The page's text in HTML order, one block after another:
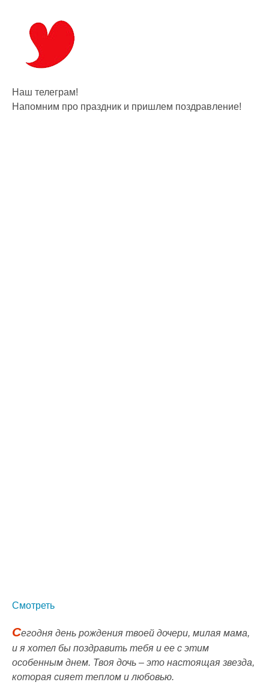
Наш телеграм!
Напомним про праздник и пришлем поздравление!
Смотреть
Сегодня день рождения твоей дочери, милая мама,
и я хотел бы поздравить тебя и ее с этим
особенным днем. Твоя дочь – это настоящая звезда,
которая сияет теплом и любовью.